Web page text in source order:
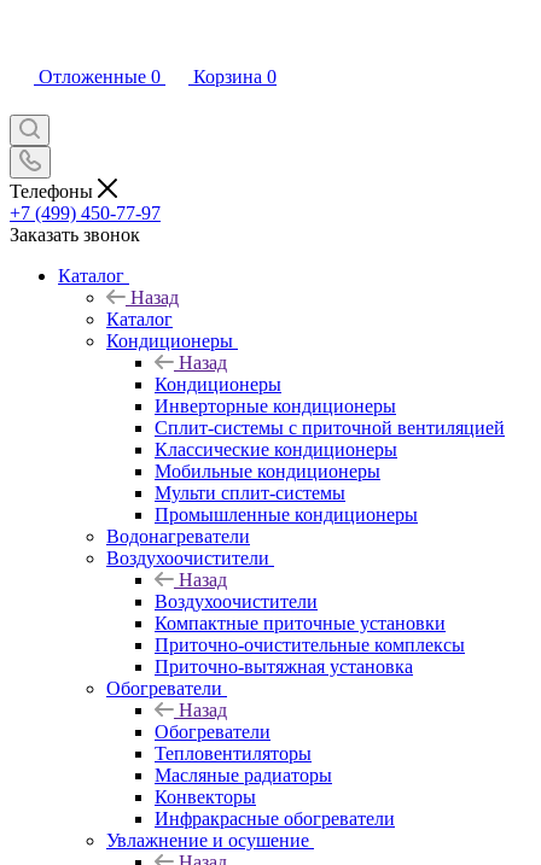
Отложенные 0 Корзина 0
Телефоны
+7 (499) 450-77-97
Заказать звонок
Каталог
Назад
Каталог
Кондиционеры
Назад
Кондиционеры
Инверторные кондиционеры
Сплит-системы с приточной вентиляцией
Классические кондиционеры
Мобильные кондиционеры
Мульти сплит-системы
Промышленные кондиционеры
Водонагреватели
Воздухоочистители
Назад
Воздухоочистители
Компактные приточные установки
Приточно-очистительные комплексы
Приточно-вытяжная установка
Обогреватели
Назад
Обогреватели
Тепловентиляторы
Масляные радиаторы
Конвекторы
Инфракрасные обогреватели
Увлажнение и осушение